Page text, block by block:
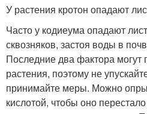
У растения кротон опадают
Часто у кодиеума опадают
сквозняков, застоя воды в
Последние два фактора могут
растения, поэтому не
принимайте меры. Можно
кислотой, чтобы оно